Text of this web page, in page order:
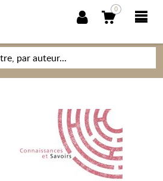
0
PUBLIBOOK
DES ÉCRIVAINS
ET SAVOIRS